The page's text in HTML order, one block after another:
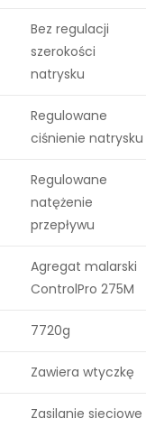
Bez regulacji
szerokości
natrysku
Regulowane
ciśnienie natrysku
Regulowane
natężenie
przepływu
Agregat malarski
ControlPro 275M
7720g
Zawiera wtyczkę
Zasilanie sieciowe